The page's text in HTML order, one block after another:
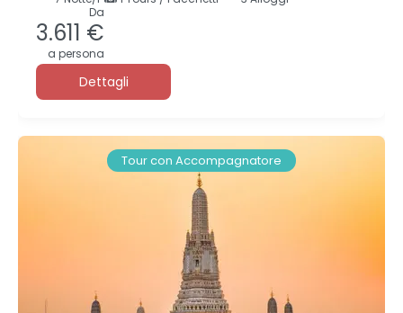
Da
3.611 €
a persona
Dettagli
Tour con Accompagnatore